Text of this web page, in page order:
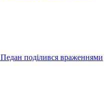
поділився враженнями